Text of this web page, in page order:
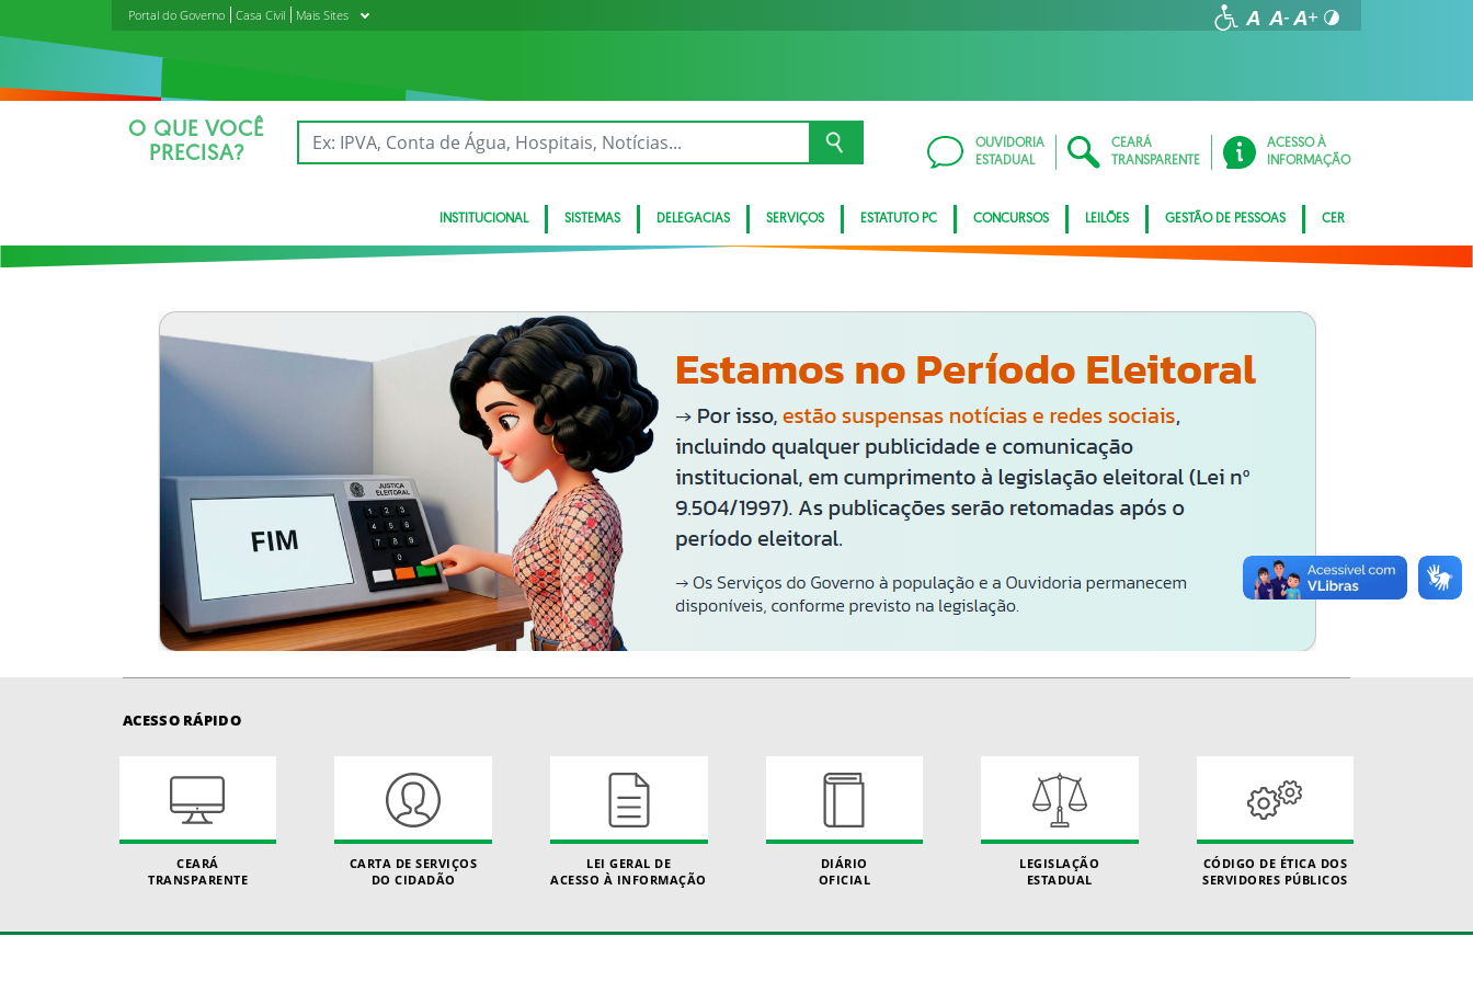
Portal do Governo Casa Civil Mais Sites
O QUE VOCÊ
PRECISA?
OUVIDORIA
ESTADUAL
CEARÁ
TRANSPARENTE
ACESSO À
INFORMAÇÃO
INSTITUCIONAL SISTEMAS DELEGACIAS SERVIÇOS ESTATUTO PC CONCURSOS LEILÕES GESTÃO DE PESSOAS CER
ACESSO RÁPIDO
CEARÁ
TRANSPARENTE
CARTA DE SERVIÇOS
DO CIDADÃO
LEI GERAL DE
ACESSO À INFORMAÇÃO
DIÁRIO
OFICIAL
LEGISLAÇÃO
ESTADUAL
CÓDIGO DE ÉTICA DOS
SERVIDORES PÚBLICOS